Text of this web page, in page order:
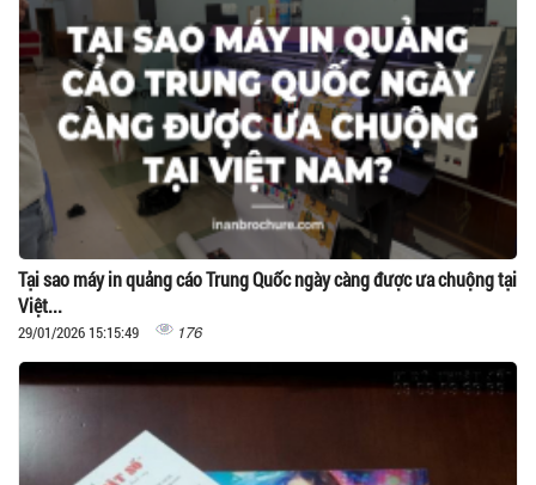
Tại sao máy in quảng cáo Trung Quốc ngày càng được ưa chuộng tại
Việt...
29/01/2026 15:15:49 176